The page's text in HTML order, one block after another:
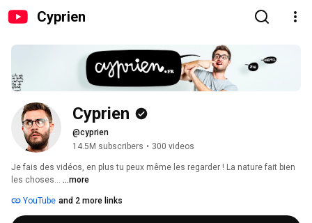
Cyprien
Cyprien
@cyprien
14.5M subscribers • 300 videos
Je fais des vidéos, en plus tu peux même les regarder ! La nature fait bien
les choses... ...more
YouTube and 2 more links